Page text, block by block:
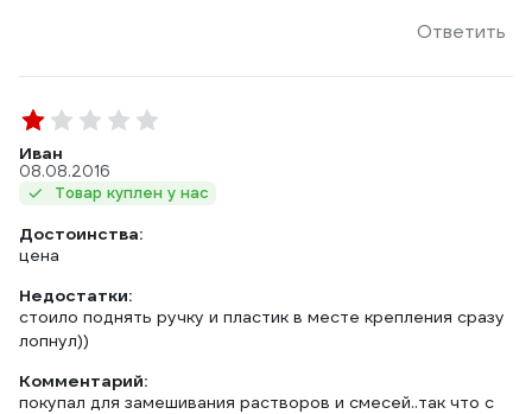
Ответить
Иван
08.08.2016
Товар куплен у нас
Достоинства:
цена
Недостатки:
стоило поднять ручку и пластик в месте крепления сразу
лопнул))
Комментарий:
покупал для замешивания растворов и смесей..так что с